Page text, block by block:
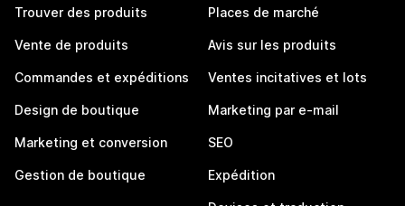
Trouver des produits
Vente de produits
Commandes et expéditions
Design de boutique
Marketing et conversion
Gestion de boutique
Places de marché
Avis sur les produits
Ventes incitatives et lots
Marketing par e-mail
SEO
Expédition